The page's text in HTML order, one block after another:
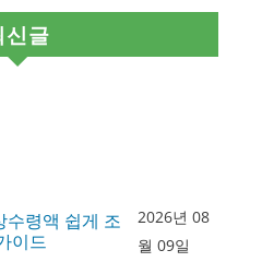
신글
수령액 쉽게 조
이드
2026년 08
월 09일